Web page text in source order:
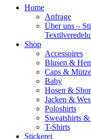
Home
Anfrage
Über uns –
Shop
Accessoires
Blusen &
Caps &
Baby
Hosen &
Jacken &
Poloshirts
Sweatshirts
T-Shirts
Stickerei